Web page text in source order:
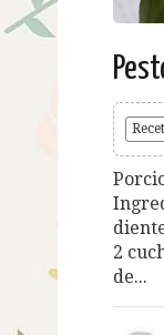
2
de...